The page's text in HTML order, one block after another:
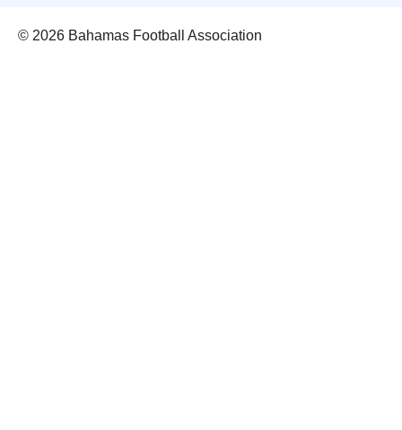
© 2026 Bahamas Football Association